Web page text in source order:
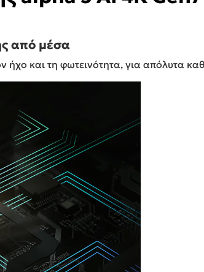
από μέσα
ήχο και τη φωτεινότητα, για απόλυτα